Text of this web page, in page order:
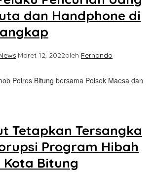
dan Handphone di
|Maret 12, 2022oleh Fernando
Polres Bitung bersama Polsek Maesa dan
Tetapkan Tersangka
Program Hibah
Kota Bitung